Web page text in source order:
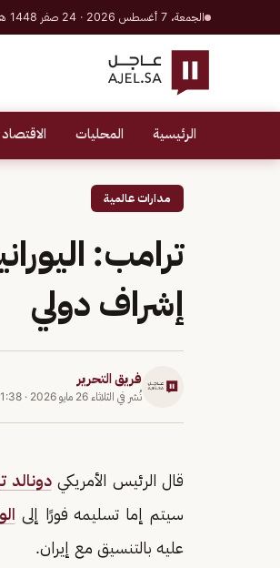
الجمعة، 7 أغسطس 2026 · 24 صفر 1448 هـ
الرئيسية المحليات الاقتصاد
مدارات عالمية
ترامب:
إشراف دولي
فريق التحرير
نُشر في الثلاثاء 26 مايو 2026 · 1:38 ص
قال الرئيس الأمريكيدونالد
سيتم إما تسليمه فورًا إلى
عليه بالتنسيق مع إيران.